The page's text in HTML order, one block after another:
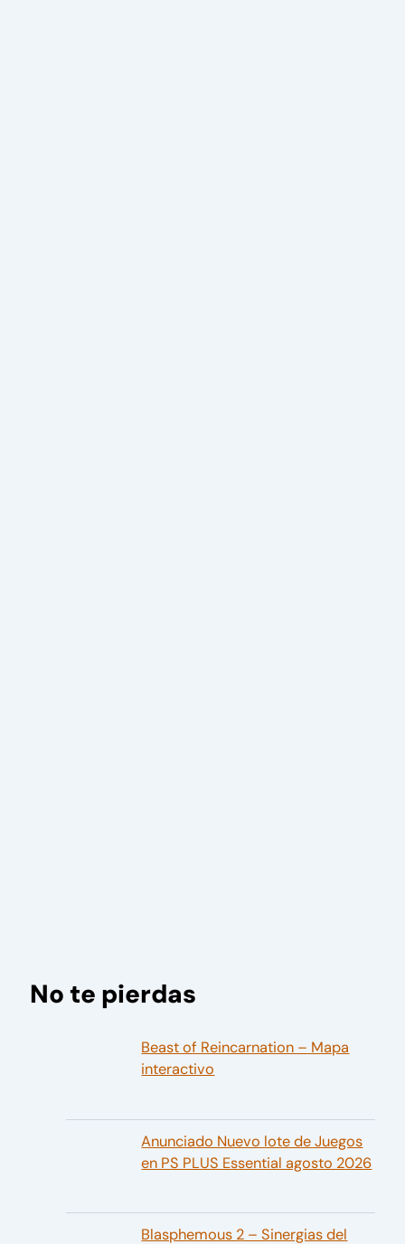
No te pierdas
Beast of Reincarnation – Mapa
interactivo
Anunciado Nuevo lote de Juegos
en PS PLUS Essential agosto 2026
Blasphemous 2 – Sinergias del